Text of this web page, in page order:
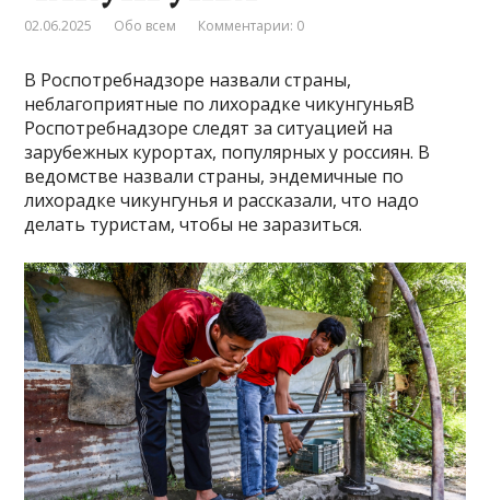
02.06.2025 Обо всем Комментарии: 0
В Роспотребнадзоре назвали страны,
неблагоприятные по лихорадке чикунгуньяВ
Роспотребнадзоре следят за ситуацией на
зарубежных курортах, популярных у россиян. В
ведомстве назвали страны, эндемичные по
лихорадке чикунгунья и рассказали, что надо
делать туристам, чтобы не заразиться.